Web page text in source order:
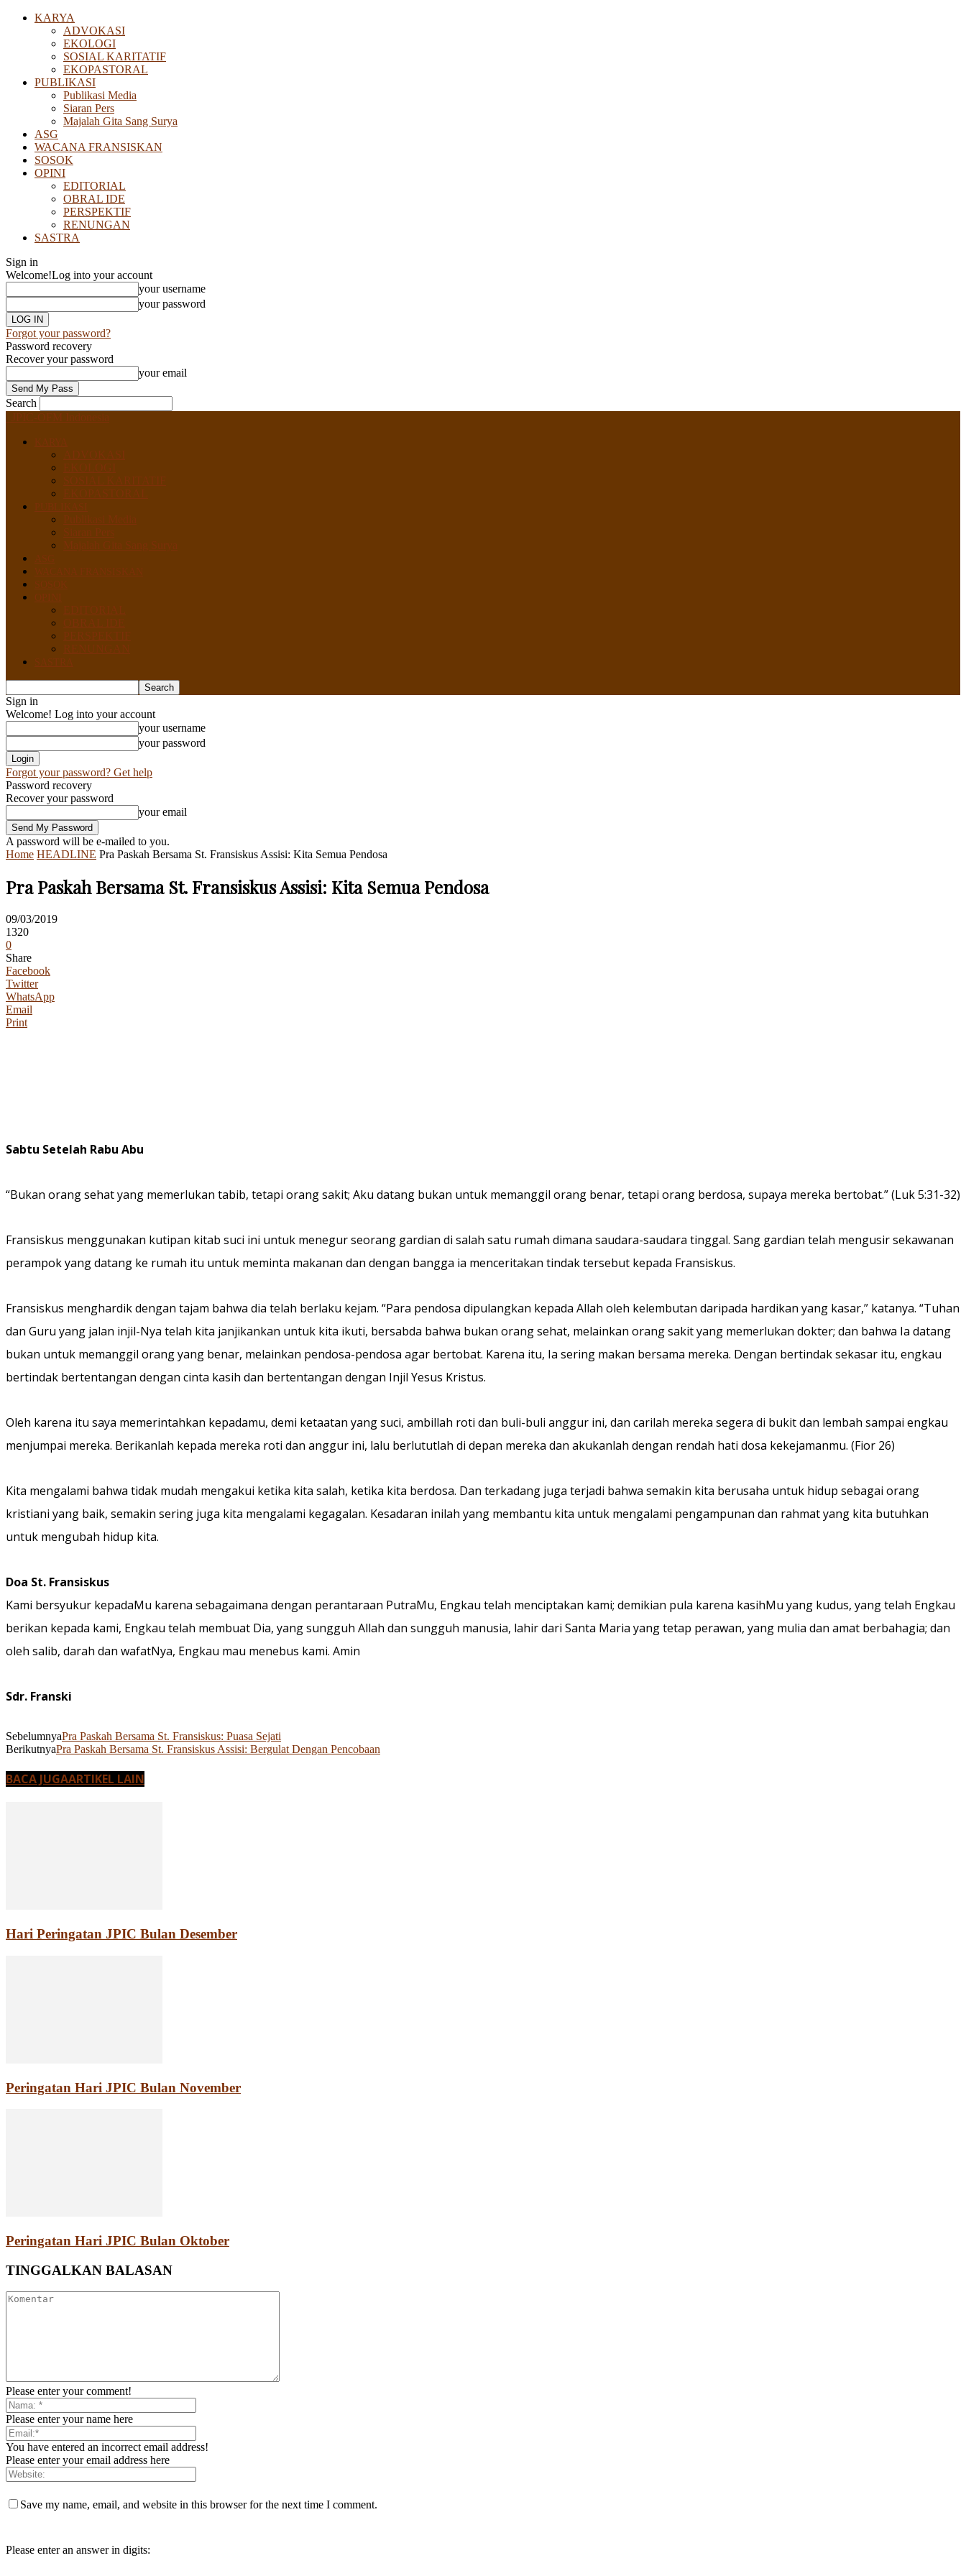
KARYA
ADVOKASI
EKOLOGI
SOSIAL KARITATIF
EKOPASTORAL
PUBLIKASI
Publikasi Media
Siaran Pers
Majalah Gita Sang Surya
ASG
WACANA FRANSISKAN
SOSOK
OPINI
EDITORIAL
OBRAL IDE
PERSPEKTIF
RENUNGAN
SASTRA
Sign in
Welcome!Log into your account
your username
your password
Forgot your password?
Password recovery
Recover your password
your email
Search
Sign in
Welcome! Log into your account
your username
your password
Forgot your password? Get help
Password recovery
Recover your password
your email
A password will be e-mailed to you.
Home HEADLINE Pra Paskah Bersama St. Fransiskus Assisi: Kita Semua Pendosa
Pra Paskah Bersama St. Fransiskus Assisi: Kita Semua Pendosa
09/03/2019
1320
0
Share
Facebook
Twitter
WhatsApp
Email
Print
Sabtu Setelah Rabu Abu
“Bukan orang sehat yang memerlukan tabib, tetapi orang sakit; Aku datang bukan untuk memanggil orang benar, tetapi orang berdosa, supaya mereka bertobat.” (Luk 5:31-32)
Fransiskus menggunakan kutipan kitab suci ini untuk menegur seorang gardian di salah satu rumah dimana saudara-saudara tinggal. Sang gardian telah mengusir sekawanan
perampok yang datang ke rumah itu untuk meminta makanan dan dengan bangga ia menceritakan tindak tersebut kepada Fransiskus.
Fransiskus menghardik dengan tajam bahwa dia telah berlaku kejam. “Para pendosa dipulangkan kepada Allah oleh kelembutan daripada hardikan yang kasar,” katanya. “Tuhan
dan Guru yang jalan injil-Nya telah kita janjikankan untuk kita ikuti, bersabda bahwa bukan orang sehat, melainkan orang sakit yang memerlukan dokter; dan bahwa Ia datang
bukan untuk memanggil orang yang benar, melainkan pendosa-pendosa agar bertobat. Karena itu, Ia sering makan bersama mereka. Dengan bertindak sekasar itu, engkau
bertindak bertentangan dengan cinta kasih dan bertentangan dengan Injil Yesus Kristus.
Oleh karena itu saya memerintahkan kepadamu, demi ketaatan yang suci, ambillah roti dan buli-buli anggur ini, dan carilah mereka segera di bukit dan lembah sampai engkau
menjumpai mereka. Berikanlah kepada mereka roti dan anggur ini, lalu berlututlah di depan mereka dan akukanlah dengan rendah hati dosa kekejamanmu. (Fior 26)
Kita mengalami bahwa tidak mudah mengakui ketika kita salah, ketika kita berdosa. Dan terkadang juga terjadi bahwa semakin kita berusaha untuk hidup sebagai orang
kristiani yang baik, semakin sering juga kita mengalami kegagalan. Kesadaran inilah yang membantu kita untuk mengalami pengampunan dan rahmat yang kita butuhkan
untuk mengubah hidup kita.
Doa St. Fransiskus
Kami bersyukur kepadaMu karena sebagaimana dengan perantaraan PutraMu, Engkau telah menciptakan kami; demikian pula karena kasihMu yang kudus, yang telah Engkau
berikan kepada kami, Engkau telah membuat Dia, yang sungguh Allah dan sungguh manusia, lahir dari Santa Maria yang tetap perawan, yang mulia dan amat berbahagia; dan
oleh salib, darah dan wafatNya, Engkau mau menebus kami. Amin
Sdr. Franski
SebelumnyaPra Paskah Bersama St. Fransiskus: Puasa Sejati
BerikutnyaPra Paskah Bersama St. Fransiskus Assisi: Bergulat Dengan Pencobaan
BACA JUGAARTIKEL LAIN
Hari Peringatan JPIC Bulan Desember
Peringatan Hari JPIC Bulan November
Peringatan Hari JPIC Bulan Oktober
TINGGALKAN BALASAN
Please enter your comment!
Please enter your name here
You have entered an incorrect email address!
Please enter your email address here
Save my name, email, and website in this browser for the next time I comment.
Please enter an answer in digits: